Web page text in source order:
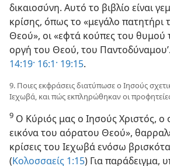
δικαιοσύνη. Αυτό το βιβλίο είναι
κρίσης, όπως το «μεγάλο πατητήρι
Θεού», οι «εφτά κούπες του θυμού
οργή του Θεού, του
14:19· 16:1· 19:15.
9. Ποιες εκφράσεις διατύπωσε ο Ιησούς
Ιεχωβά, και πώς εκπληρώθηκαν οι
9 Ο Κύριός μας ο Ιησούς Χριστός, ο
εικόνα του αόρατου Θεού»,
κρίσεις του Ιεχωβά ενόσω
(Κολοσσαείς 1:15) Για παράδειγμα,